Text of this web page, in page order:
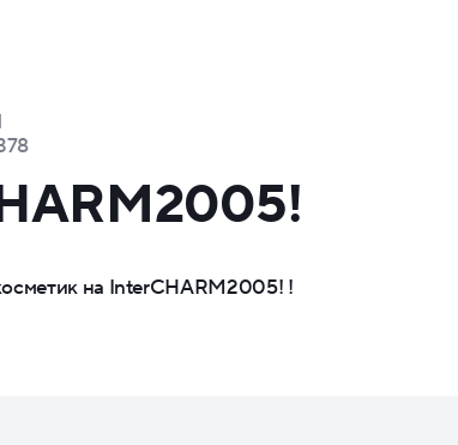
на InterCHARM2005! !